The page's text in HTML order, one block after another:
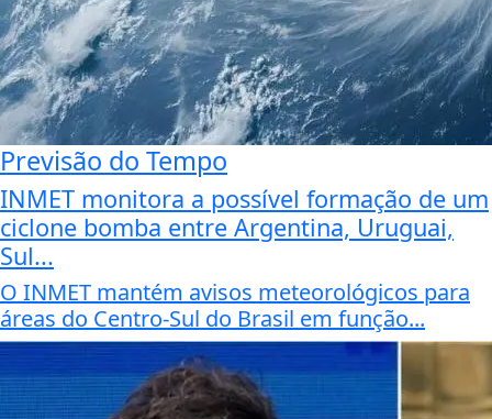
Previsão do Tempo
INMET monitora a possível formação de um
ciclone bomba entre Argentina, Uruguai,
Sul...
O INMET mantém avisos meteorológicos para
áreas do Centro-Sul do Brasil em função...